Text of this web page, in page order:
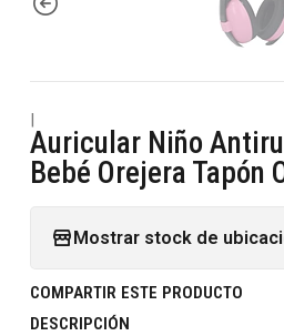
|
Auricular Niño
Bebé Orejera Tapón
Mostrar stock de
COMPARTIR ESTE PRODUCTO
DESCRIPCIÓN